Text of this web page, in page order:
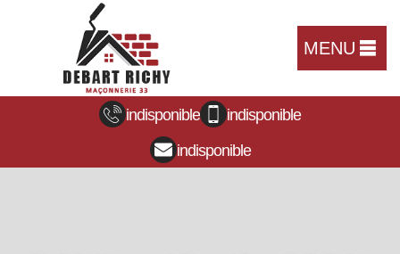
MENU
indisponible
indisponible
indisponible